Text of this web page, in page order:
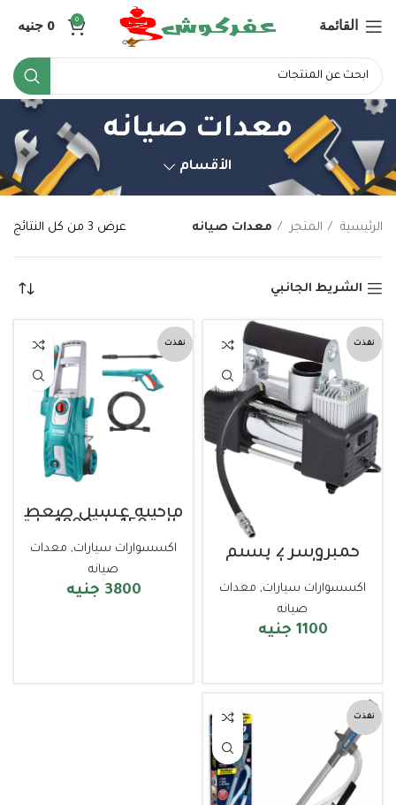
القائمة 0
0جنيه
معدات صيانه
الأقسام
الرئيسية المتجر معدات صيانه عرض ⁦3⁩ من كل النتائج
الشريط الجانبي
نفذت
كمبروسر 2 بستم
للسيارة
اكسسوارات سيارات, معدات
صيانه
1100 جنيه
نفذت
ماكينة غسيل ضغط
عالى 150 بار 1800 وات
TOTAL
اكسسوارات سيارات, معدات
صيانه
3800 جنيه
نفذت